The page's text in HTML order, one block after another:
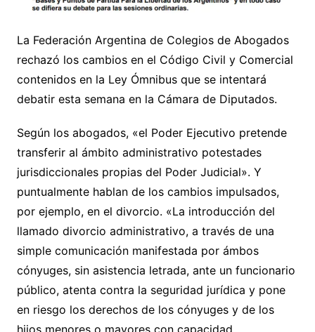
La Federación Argentina de Colegios de Abogados
rechazó los cambios en el Código Civil y Comercial
contenidos en la Ley Ómnibus que se intentará
debatir esta semana en la Cámara de Diputados.
Según los abogados, «el Poder Ejecutivo pretende
transferir al ámbito administrativo potestades
jurisdiccionales propias del Poder Judicial». Y
puntualmente hablan de los cambios impulsados,
por ejemplo, en el divorcio. «La introducción del
llamado divorcio administrativo, a través de una
simple comunicación manifestada por ámbos
cónyuges, sin asistencia letrada, ante un funcionario
público, atenta contra la seguridad jurídica y pone
en riesgo los derechos de los cónyuges y de los